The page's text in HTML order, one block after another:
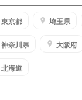
東京都 埼玉県
神奈川県 大阪府
北海道